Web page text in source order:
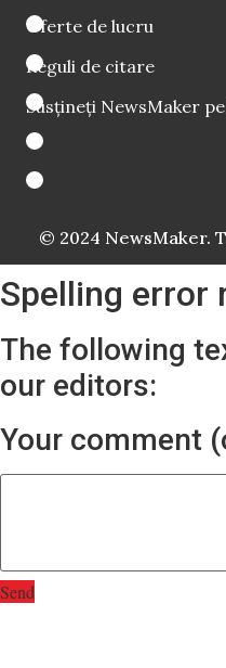
Oferte de lucru
Reguli de citare
Susțineți NewsMaker
© 2024 NewsMaker.
Spelling error
The following
our editors:
Your comment
Send